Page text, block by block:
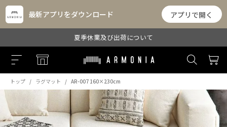
最新アプリをダウンロード アプリで開く
夏季休業及び出荷について
トップ ラグマット AR-007 160×230cm